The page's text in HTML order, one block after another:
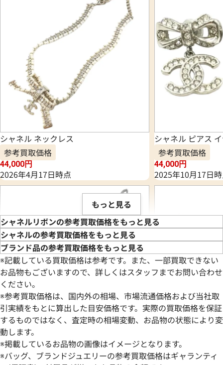
シャネル ネックレス
参考買取価格
44,000円
2026年4月17日時点
シャネル ピアス
参考買取価格
44,000円
2025年10月17日
シャネル ネックレス
参考買取価格
シャネル リボン
参考買取価格
もっと見る
シャネルリボンの参考買取価格をもっと見る
シャネルの参考買取価格をもっと見る
ブランド品の参考買取価格をもっと見る
※記載している買取価格は参考です。また、一部買取できない
お品物もございますので、詳しくはスタッフまでお問い合わせ
ください。
※参考買取価格は、国内外の相場、市場流通価格および当社取
引実績をもとに算出した目安価格です。実際の買取価格を保証
するものではなく、査定時の相場変動、お品物の状態により変
動します。
※掲載しているお品物の画像はイメージとなります。
※バッグ、ブランドジュエリーの参考買取価格はギャランティ